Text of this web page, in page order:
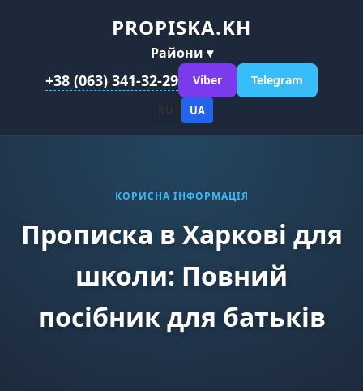
PROPISKA.KH
Райони ▾
+38 (063) 341-32-29 Viber Telegram
UA
КОРИСНА ІНФОРМАЦІЯ
Прописка в Харкові для
школи: Повний
посібник для батьків